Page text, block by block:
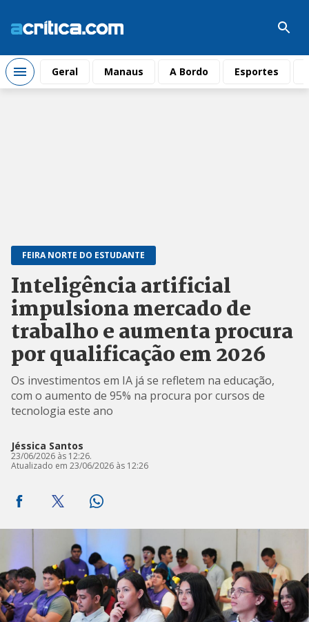
Geral Manaus A Bordo Esportes
FEIRA NORTE DO ESTUDANTE
Inteligência artificial
impulsiona mercado de
trabalho e aumenta procura
por qualificação em 2026
Os investimentos em IA já se refletem na educação,
com o aumento de 95% na procura por cursos de
tecnologia este ano
Jéssica Santos
23/06/2026 às 12:26.
Atualizado em 23/06/2026 às 12:26